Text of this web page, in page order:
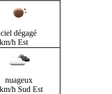
ciel dégagé
h Est
nuageux
h Sud Est